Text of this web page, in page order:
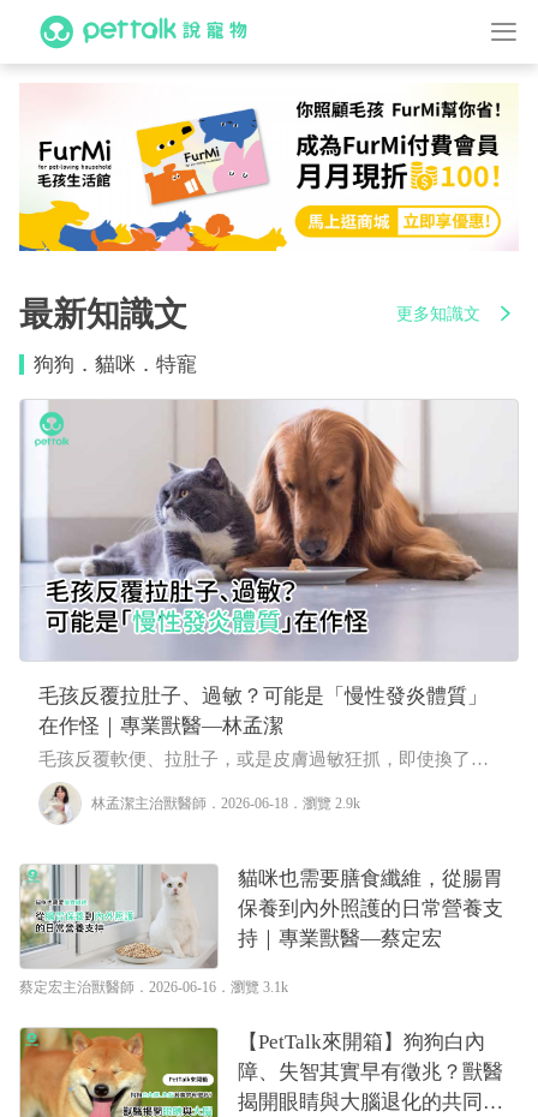
最新知識文
狗狗 貓咪 特寵
更多知識文
毛孩反覆拉肚子、過敏？可能是「慢性發炎體質」
在作怪｜專業獸醫—林孟潔
毛孩反覆軟便、拉肚子，或是皮膚過敏狂抓，即使換了飼
料、看了獸醫師，卻還是時好時壞嗎？當所有外在變數都
已盡力控制卻不見起色時，問題的根源可能藏在更深處，
林孟潔主治獸醫師 ．2026-06-18． 瀏覽 2.9k
貓咪也需要膳食纖維，從腸胃
保養到內外照護的日常營養支
持｜專業獸醫—蔡定宏
蔡定宏主治獸醫師 ．2026-06-16． 瀏覽 3.1k
【PetTalk來開箱】狗狗白內
障、失智其實早有徵兆？獸醫
揭開眼睛與大腦退化的共同原